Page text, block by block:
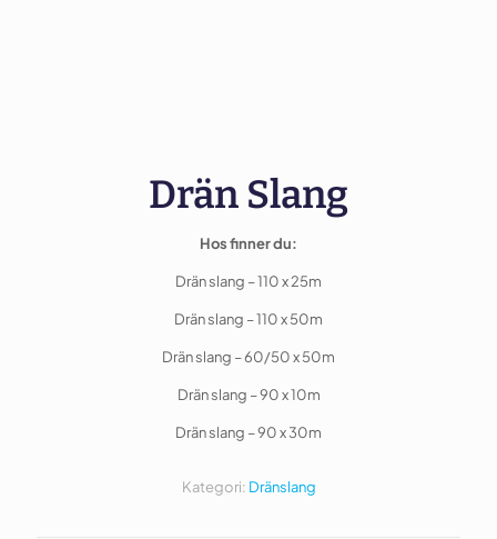
Drän Slang
Hos finner du:
Drän slang – 110 x 25m
Drän slang – 110 x 50m
Drän slang – 60/50 x 50m
Drän slang – 90 x 10m
Drän slang – 90 x 30m
Kategori: Dränslang